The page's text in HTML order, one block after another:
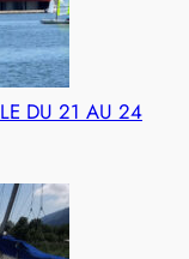
DU 21 AU 24